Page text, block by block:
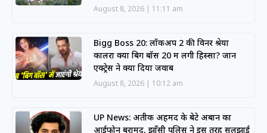
August 8, 2026 11:11 am
Bigg Boss 20: लॉकअप 2 की विनर श्रेया
कालरा क्या बिग बॉस 20 में लेंगी हिस्सा? जानें
एक्ट्रेस ने क्या दिया जवाब
August 8, 2026 10:12 am
UP News: अतीक अहमद के बेटे अबान का
आईफोन बरामद, झाँसी पुलिस ने इस तरह सुलझाई